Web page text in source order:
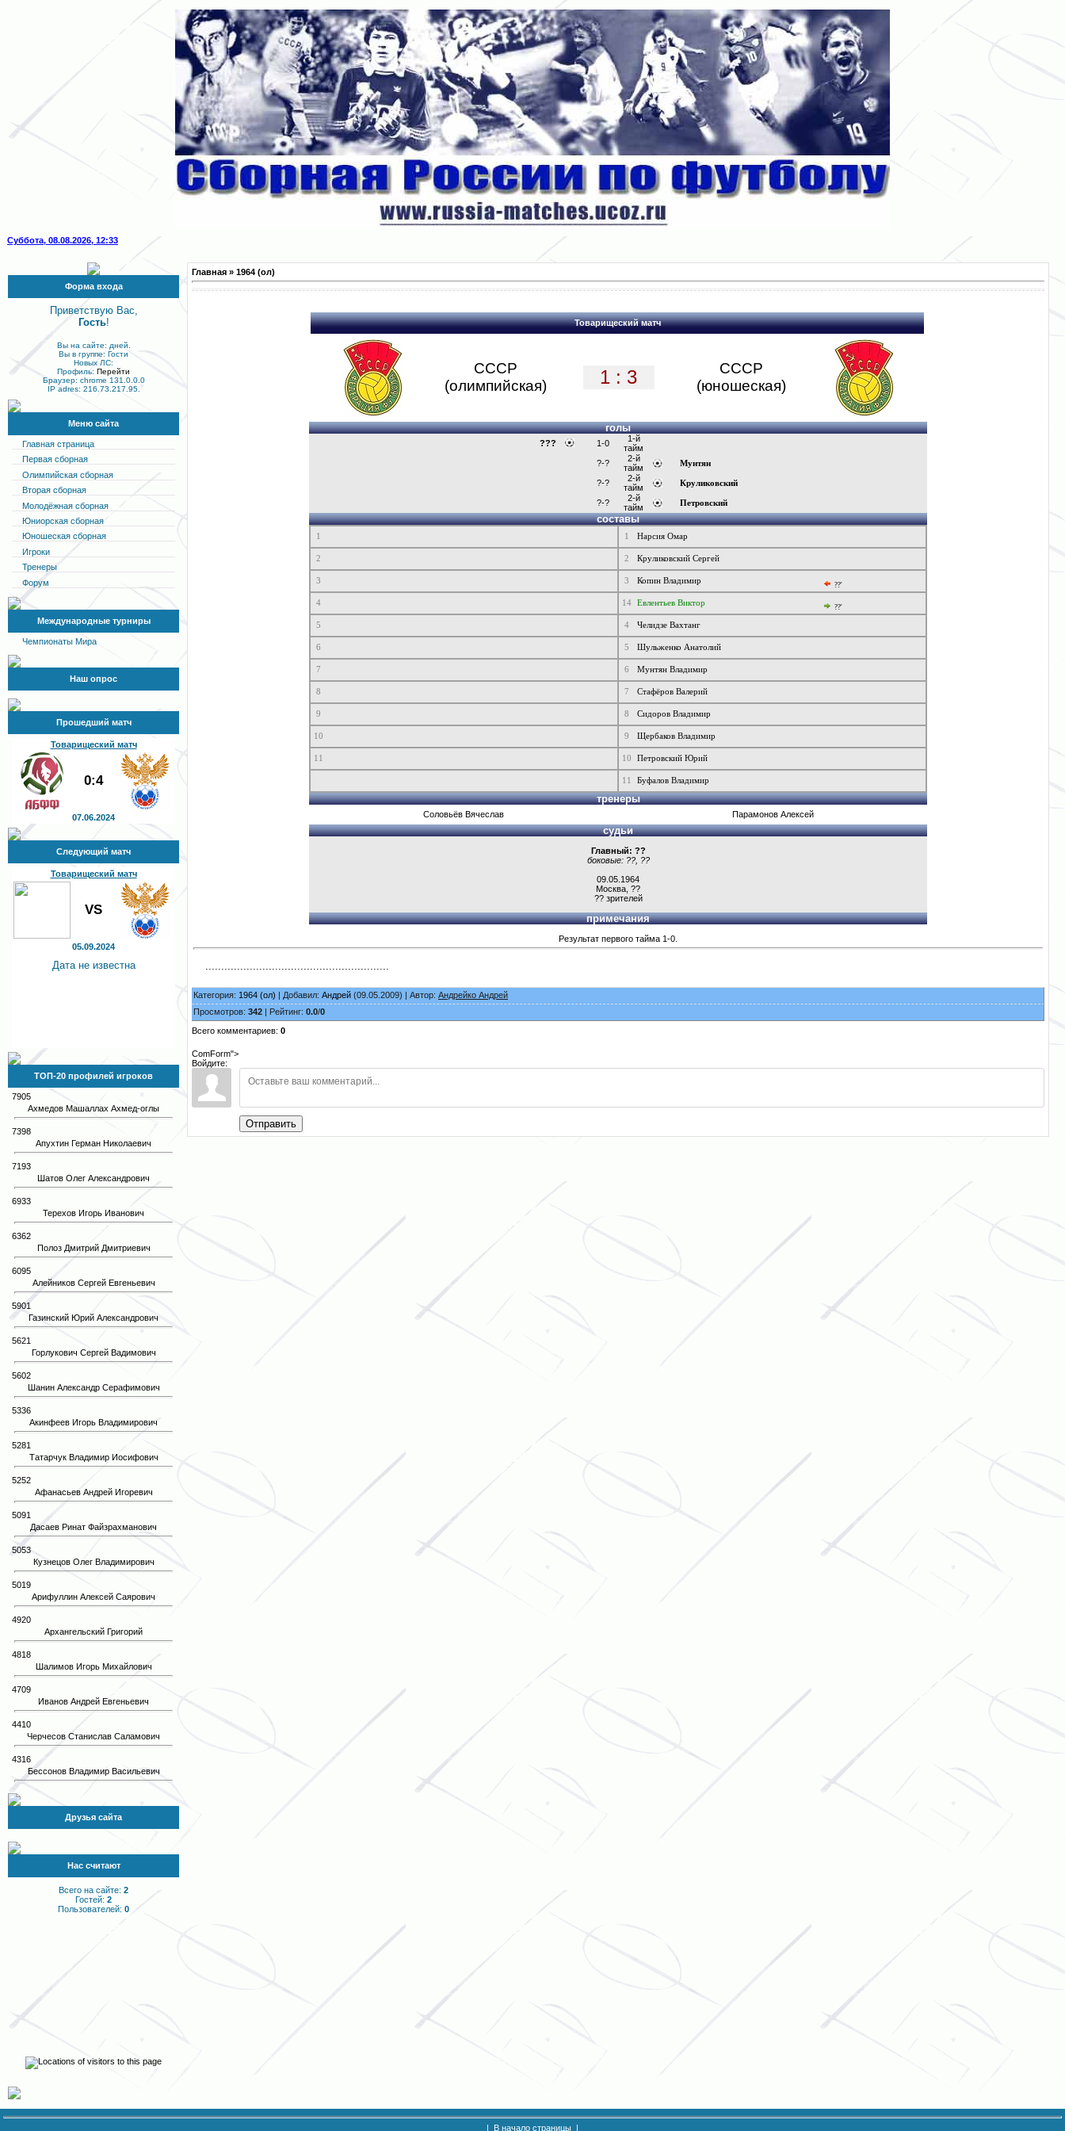
Суббота, 08.08.2026, 12:33
Форма входа
Приветствую Вас,
Гость!
Вы на сайте: дней.
Вы в группе: Гости
Новых ЛС:
Профиль: Перейти
Браузер: chrome 131.0.0.0
IP adres: 216.73.217.95.
Меню сайта
Главная страница
Первая сборная
Олимпийская сборная
Вторая сборная
Молодёжная сборная
Юниорская сборная
Юношеская сборная
Игроки
Тренеры
Форум
Международные турниры
Чемпионаты Мира
Наш опрос
Прошедший матч
Товарищеский матч
0:4
07.06.2024
Следующий матч
Товарищеский матч
VS
05.09.2024
Дата не известна
ТОП-20 профилей игроков
7905
Ахмедов Машаллах Ахмед-оглы
7398
Апухтин Герман Николаевич
7193
Шатов Олег Александрович
6933
Терехов Игорь Иванович
6362
Полоз Дмитрий Дмитриевич
6095
Алейников Сергей Евгеньевич
5901
Газинский Юрий Александрович
5621
Горлукович Сергей Вадимович
5602
Шанин Александр Серафимович
5336
Акинфеев Игорь Владимирович
5281
Татарчук Владимир Иосифович
5252
Афанасьев Андрей Игоревич
5091
Дасаев Ринат Файзрахманович
5053
Кузнецов Олег Владимирович
5019
Арифуллин Алексей Саярович
4920
Архангельский Григорий
4818
Шалимов Игорь Михайлович
4709
Иванов Андрей Евгеньевич
4410
Черчесов Станислав Саламович
4316
Бессонов Владимир Васильевич
Друзья сайта
Нас считают
Всего на сайте: 2
Гостей: 2
Пользователей: 0
Главная » 1964 (ол)
Товарищеский матч
СССР
(олимпийская)
1 : 3
СССР
(юношеская)
голы
??? 1-0
1-й
тайм
?-?
2-й
тайм
Мунтян
?-?
2-й
тайм
Круликовский
?-?
2-й
тайм
Петровский
составы
1
2
3
4
5
6
7
8
9
10
11
1 Нарсия Омар
2 Круликовский Сергей
3 Копин Владимир ??'
14 Евлентьев Виктор ??'
4 Челидзе Вахтанг
5 Шульженко Анатолий
6 Мунтян Владимир
7 Стафёров Валерий
8 Сидоров Владимир
9 Щербаков Владимир
10 Петровский Юрий
11 Буфалов Владимир
тренеры
Соловьёв Вячеслав Парамонов Алексей
судьи
Главный: ??
боковые: ??, ??
09.05.1964
Москва, ??
?? зрителей
примечания
Результат первого тайма 1-0.
..........................................................
Категория: 1964 (ол) | Добавил: Андрей (09.05.2009) | Автор: Андрейко Андрей
Просмотров: 342 | Рейтинг: 0.0/0
Всего комментариев: 0
ComForm">
Войдите:
Отправить
| В начало страницы |